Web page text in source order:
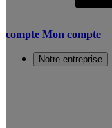
compte Mon compte
Notre entreprise